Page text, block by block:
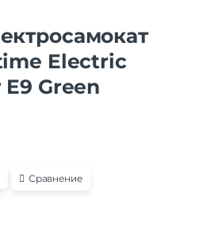
Electric
Green
Сравнение